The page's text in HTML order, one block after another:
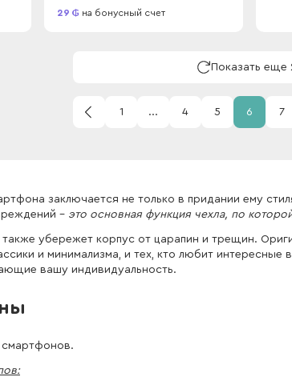
29 на бонусный счет
Показать еще
1 ... 4 5 6 7
заключается не только в придании ему
- это основная функция чехла, по
убережет корпус от царапин и трещин.
и минимализма, и тех, кто любит
вашу индивидуальность.